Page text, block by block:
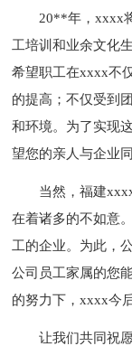
20**年，xxxx
工培训和业余文化
希望职工在xxxx不
的提高；不仅受到
和环境。为了实现
望您的亲人与企业
当然，福建
在着诸多的不如意
工的企业。为此，
公司员工家属的您
的努力下，xxxx今
让我们共同祝